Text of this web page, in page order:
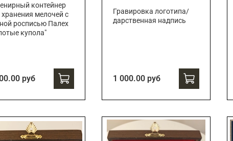
контейнер
мелочей с
росписью Палех
купола"
руб
Гравировка логотипа/
дарственная надпись
1 000.00 руб